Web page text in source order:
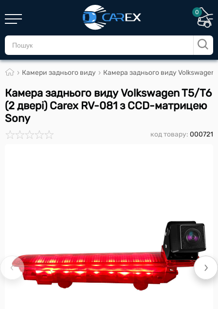
0
Камери заднього виду Камера заднього виду
Камера заднього виду Volkswagen T5/T6
(2 двері) Carex RV-081 з CCD-матрицею
Sony
код товару: 000721